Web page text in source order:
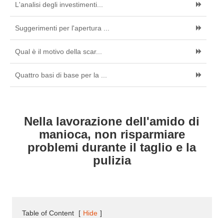
L'analisi degli investimenti...
Suggerimenti per l'apertura ...
Qual è il motivo della scar...
Quattro basi di base per la ...
Nella lavorazione dell'amido di
manioca, non risparmiare
problemi durante il taglio e la
pulizia
Table of Content [ Hide ]